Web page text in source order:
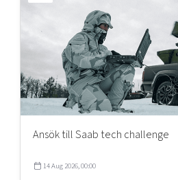
Ansök till Saab tech challenge
14 Aug 2026, 00:00